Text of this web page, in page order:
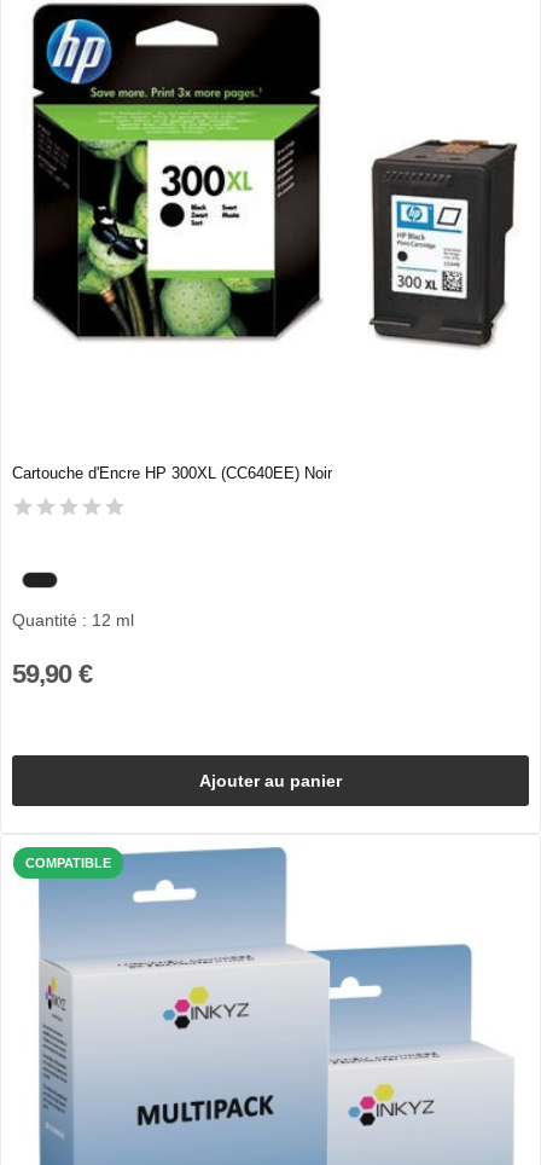
Cartouche d'Encre HP 300XL (CC640EE) Noir
Quantité : 12 ml
59,90 €
Ajouter au panier
COMPATIBLE